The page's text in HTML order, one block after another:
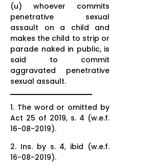
(u) whoever commits
penetrative sexual
assault on a child and
makes the child to strip or
parade naked in public, is
said to commit
aggravated penetrative
sexual assault.
1. The word or omitted by
Act 25 of 2019, s. 4 (w.e.f.
16-08-2019).
2. Ins. by s. 4, ibid (w.e.f.
16-08-2019).